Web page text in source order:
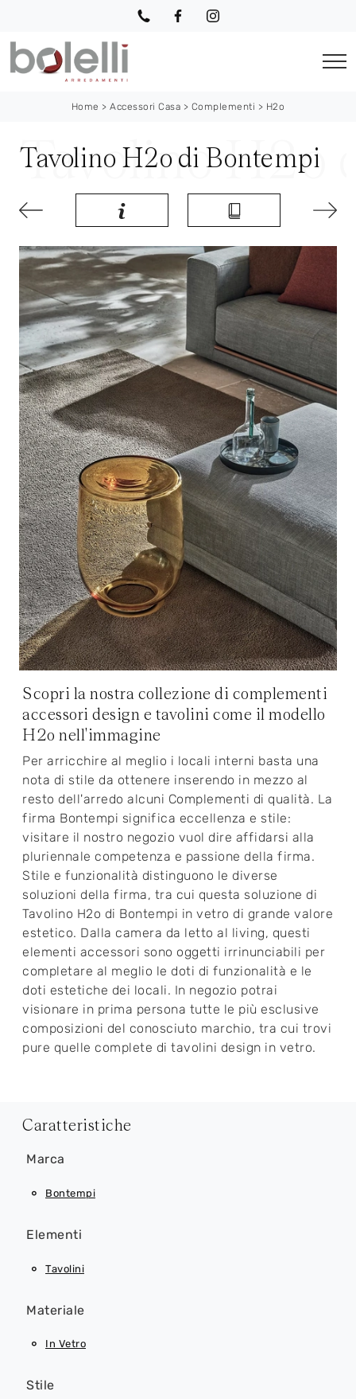
Home >Accessori Casa > Complementi > H2o
Tavolino H2o di Bontempi
Scopri la nostra collezione di complementi
accessori design e tavolini come il modello
H2o nell'immagine
Per arricchire al meglio i locali interni basta una
nota di stile da ottenere inserendo in mezzo al
resto dell'arredo alcuni Complementi di qualità. La
firma Bontempi significa eccellenza e stile:
visitare il nostro negozio vuol dire affidarsi alla
pluriennale competenza e passione della firma.
Stile e funzionalità distinguono le diverse
soluzioni della firma, tra cui questa soluzione di
Tavolino H2o di Bontempi in vetro di grande valore
estetico. Dalla camera da letto al living, questi
elementi accessori sono oggetti irrinunciabili per
completare al meglio le doti di funzionalità e le
doti estetiche dei locali. In negozio potrai
visionare in prima persona tutte le più esclusive
composizioni del conosciuto marchio, tra cui trovi
pure quelle complete di tavolini design in vetro.
Caratteristiche
Marca
Bontempi
Elementi
Tavolini
Materiale
In Vetro
Stile